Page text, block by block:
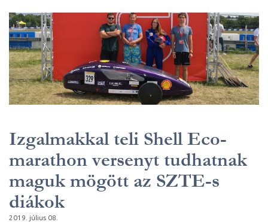
Izgalmakkal teli Shell Eco-
marathon versenyt tudhatnak
maguk mögött az SZTE-s
diákok
2019. július 08.